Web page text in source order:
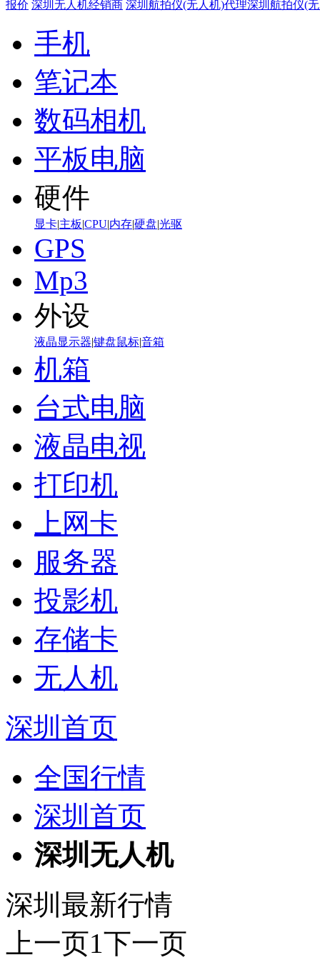
报价 深圳无人机经销商 深圳航拍仪(无人机)代理深圳航拍仪(
手机
笔记本
数码相机
平板电脑
硬件
显卡|主板|CPU|内存|硬盘|光驱
GPS
Mp3
外设
液晶显示器|键盘鼠标|音箱
机箱
台式电脑
液晶电视
打印机
上网卡
服务器
投影机
存储卡
无人机
深圳首页
全国行情
深圳首页
深圳无人机
深圳最新行情
上一页1下一页